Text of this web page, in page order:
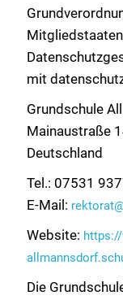
mit
Grundschule
Mainaustraße
Deutschland
Tel.: 07531
E-Mail:
Website:
Die